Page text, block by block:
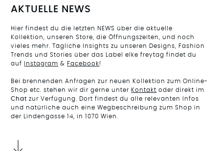
AKTUELLE NEWS
Hier findest du die letzten NEWS über die aktuelle
Kollektion, unseren Store, die Öffnungszeiten, und noch
vieles mehr. Tägliche Insights zu unseren Designs, Fashion
Trends und Stories über das Label elke freytag findet du
auf
Instagram & Facebook!
Bei brennenden Anfragen zur neuen Kollektion zum Online-
Shop etc. stehen wir dir gerne unter Kontakt oder direkt im
Chat zur Verfügung. Dort findest du alle relevanten Infos
und natürliche auch eine Wegbeschreibung zum Shop in
der Lindengasse 14, in 1070 Wien.